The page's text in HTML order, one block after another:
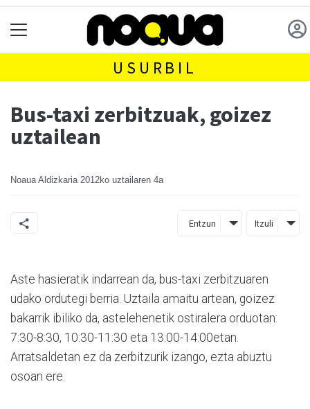
USURBIL
Bus-taxi zerbitzuak, goizez
uztailean
Noaua Aldizkaria 2012ko uztailaren 4a
Entzun Itzuli
Aste hasieratik indarrean da, bus-taxi zerbitzuaren
udako ordutegi berria. Uztaila amaitu artean, goizez
bakarrik ibiliko da, astelehenetik ostiralera orduotan:
7:30-8:30, 10:30-11:30 eta 13:00-14:00etan.
Arratsaldetan ez da zerbitzurik izango, ezta abuztu
osoan ere.